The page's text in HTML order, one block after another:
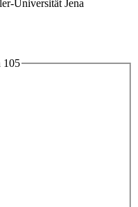
Universität Jena
105